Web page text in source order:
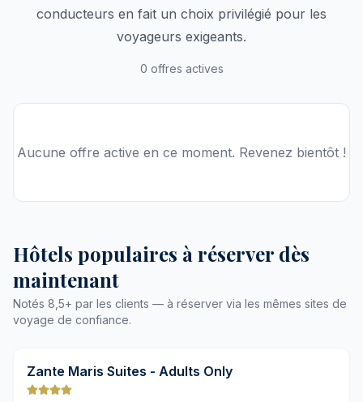
conducteurs en fait un choix privilégié pour les
voyageurs exigeants.
0 offres actives
Aucune offre active en ce moment. Revenez bientôt !
Hôtels populaires à réserver dès
maintenant
Notés 8,5+ par les clients — à réserver via les mêmes sites de
voyage de confiance.
Zante Maris Suites - Adults Only